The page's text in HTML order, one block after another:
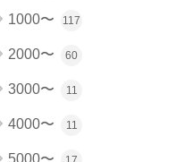
1000〜 117
2000〜 60
3000〜 11
4000〜 11